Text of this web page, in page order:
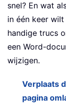
snel? En wat
in één keer
handige trucs
een Word-
wijzigen.
Verplaats
pagina